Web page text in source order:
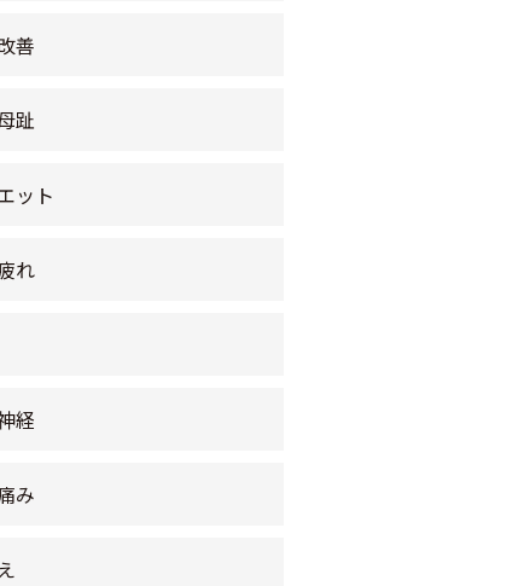
善
趾
ット
れ
経
み